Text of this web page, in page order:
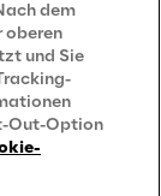
dem
oberen
und Sie
Out-Option